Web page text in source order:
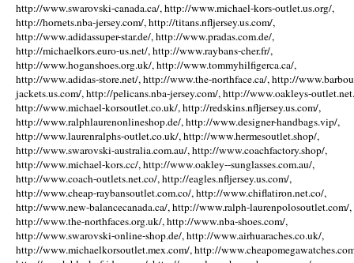
http://www.swarovski-canada.ca/, http://www.michael-kors-outlet.us.org/,
http://hornets.nba-jersey.com/, http://titans.nfljersey.us.com/,
http://www.adidassuper-star.de/, http://www.pradas.com.de/,
http://michaelkors.euro-us.net/, http://www.raybans-cher.fr/,
http://www.hoganshoes.org.uk/, http://www.tommyhilfigerca.ca/,
http://www.adidas-store.net/, http://www.the-northface.ca/, http://
jackets.us.com/, http://pelicans.nba-jersey.com/, http://www.oakleys-
http://www.michael-korsoutlet.co.uk/, http://redskins.nfljersey.us.com/,
http://www.ralphlaurenonlineshop.de/, http://www.designer-handbags.vip/,
http://www.laurenralphs-outlet.co.uk/, http://www.hermesoutlet.shop/,
http://www.swarovski-australia.com.au/, http://www.coachfactory.shop/,
http://www.michael-kors.cc/, http://www.oakley--sunglasses.com.au/,
http://www.coach-outlets.net.co/, http://eagles.nfljersey.us.com/,
http://www.cheap-raybansoutlet.com.co/, http://www.chiflatiron.net.co/,
http://www.new-balancecanada.ca/, http://www.ralph-laurenpolosoutlet.com/,
http://www.the-northfaces.org.uk/, http://www.nba-shoes.com/,
http://www.swarovski-online-shop.de/, http://www.airhuaraches.co.uk/,
http://www.michaelkorsoutlet.mex.com/, http://